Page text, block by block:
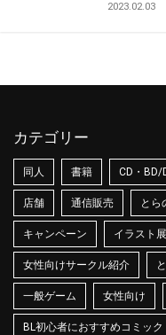
2023.02.03
カテゴリー
同人 書籍 CD・BD/
店舗 通信販売 とら
キャンペーン イラスト展
女性向けサークル紹介
一般ゲーム 女性向け
BL初心者におすすめコミック